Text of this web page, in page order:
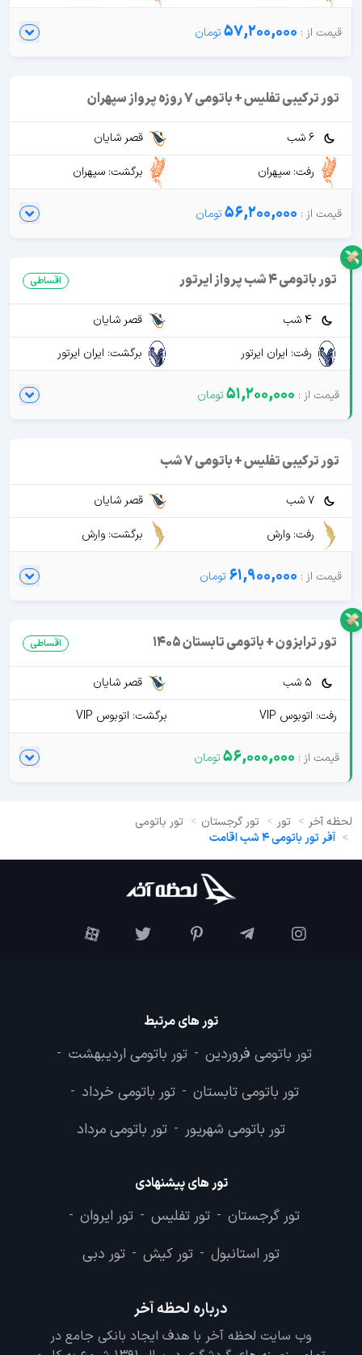
57,200,000
تور ترکیبی تفلیس + باتومی 7 روزه پرواز سپهران
6 شب
قصر شایان
رفت: سپهران
برگشت: سپهران
56,200,000
تور باتومی 4 شب پرواز ایرتور اقساطی
4 شب
قصر شایان
رفت: ایران ایرتور
برگشت: ایران ایرتور
51,200,000
تور ترکیبی تفلیس + باتومی 7 شب
7 شب
قصر شایان
رفت: وارش
برگشت: وارش
61,900,000
تور ترابزون + باتومی تابستان 1405 اقساطی
5 شب
قصر شایان
رفت: اتوبوس VIP
برگشت: اتوبوس VIP
56,000,000
لحظه آخر تور تور گرجستان
تور باتومی
آفر تور باتومی 4 شب اقامت
تور های مرتبط
تور باتومی فروردین - تور باتومی اردیبهشت -
تور باتومی تابستان - تور باتومی خرداد -
تور باتومی شهریور - تور باتومی مرداد
تور های پیشنهادی
تور گرجستان - تور تفلیس - تور ایروان -
تور استانبول - تور کیش - تور دبی
درباره لحظه آخر
وب سایت لحظه آخر با هدف ایجاد بانکی جامع در